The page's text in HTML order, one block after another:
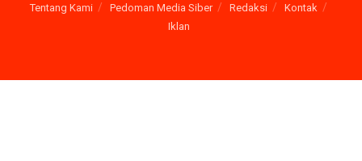
Tentang Kami Pedoman Media Siber Redaksi
Kontak
Iklan